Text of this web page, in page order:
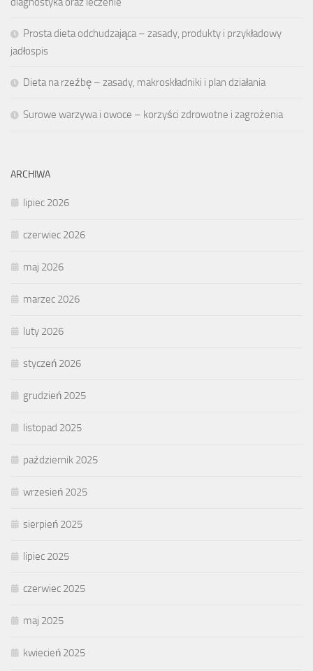
Prosta dieta odchudzająca – zasady, produkty i przykładowy
jadłospis
Dieta na rzeźbę – zasady, makroskładniki i plan działania
Surowe warzywa i owoce – korzyści zdrowotne i zagrożenia
ARCHIWA
lipiec 2026
czerwiec 2026
maj 2026
marzec 2026
luty 2026
styczeń 2026
grudzień 2025
listopad 2025
październik 2025
wrzesień 2025
sierpień 2025
lipiec 2025
czerwiec 2025
maj 2025
kwiecień 2025